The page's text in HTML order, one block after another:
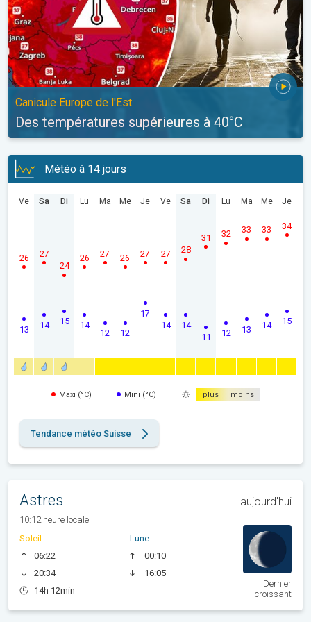
Canicule Europe de l'Est
Des températures supérieures à 40°C
Météo à 14 jours
Ve
13
26
Sa
14
27
Di
15
24
Lu
14
26
Ma
12
27
Me
12
26
Je
17
27
Ve
14
27
Sa
14
28
Di
11
31
Lu
12
32
Ma
13
33
Me
14
33
Je
15
34
Maxi (°C) Mini (°C) plus moins
Tendance météo Suisse
Astres aujourd'hui
10:12 heure locale
Soleil
06:22
20:34
14h 12min
Lune
00:10
16:05
Dernier
croissant